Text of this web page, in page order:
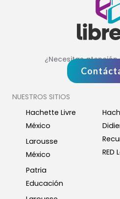
¿Necesitas
NUESTROS SITIOS
Hachette Livre
México
Larousse
México
Patria
Educación
RED